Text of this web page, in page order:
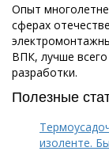
Опыт
сферах
ВПК, лучше
разработки.
Полезные
изоленте.